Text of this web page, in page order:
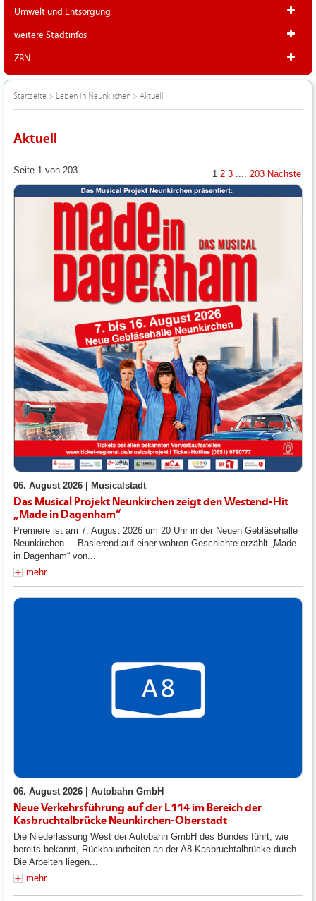
Umwelt und Entsorgung
weitere Stadtinfos
ZBN
Startseite > Leben in Neunkirchen > Aktuell
Aktuell
Seite 1 von 203. 1 2 3 203 Nächste
06. August 2026 | Musicalstadt
Das Musical Projekt Neunkirchen zeigt den Westend-Hit
„Made in Dagenham“
Premiere ist am 7. August 2026 um 20 Uhr in der Neuen Gebläsehalle
Neunkirchen. – Basierend auf einer wahren Geschichte erzählt „Made
in Dagenham“ von...
mehr
06. August 2026 | Autobahn GmbH
Neue Verkehrsführung auf der L114 im Bereich der
Kasbruchtalbrücke Neunkirchen-Oberstadt
Die Niederlassung West der Autobahn GmbH des Bundes führt, wie
bereits bekannt, Rückbauarbeiten an der A8-Kasbruchtalbrücke durch.
Die Arbeiten liegen...
mehr